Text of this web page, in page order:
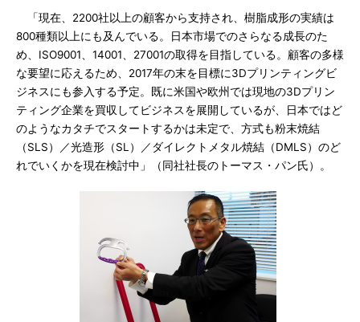
「現在、2200社以上の顧客から支持され、樹脂成形の実績は
800種類以上にも及んでいる。日本市場でのさらなる成長のた
め、ISO9001、14001、27001の取得を目指している。顧客の多様
な要望に応えるため、2017年の末を目標に3Dプリンティングビ
ジネスにも参入する予定。既に米国や欧州では現地の3Dプリン
ティング企業を買収してビジネスを展開しているが、日本ではど
のようなカタチでスタートするかは未定で、方式も粉末焼結
（SLS）／光造形（SL）／ダイレクトメタル焼結（DMLS）のど
れでいくかを現在検討中」（同社社長のトーマス・パン氏）。